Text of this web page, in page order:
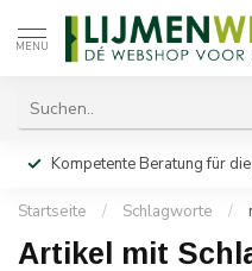
MENU
Kompetente Beratung für
Startseite / Schlagworte /
Artikel mit